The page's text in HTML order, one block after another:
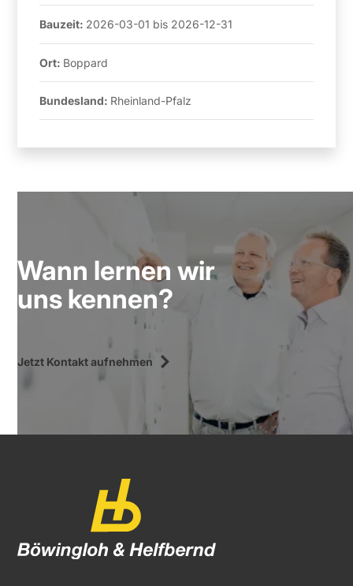
Bauzeit: 2026-03-01 bis 2026-12-31
Ort: Boppard
Bundesland: Rheinland-Pfalz
Wann lernen wir
uns kennen?
Jetzt Kontakt aufnehmen